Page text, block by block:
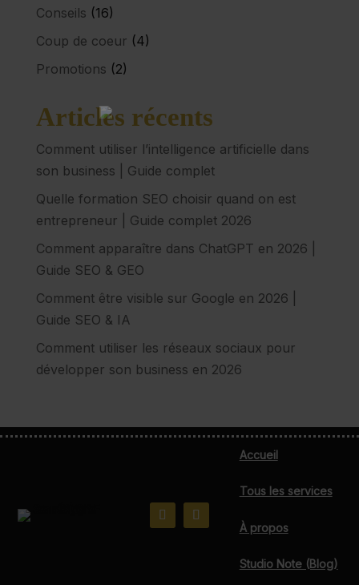
Conseils (16)
Coup de coeur (4)
Promotions (2)
Articles récents
Comment utiliser l’intelligence artificielle dans
son business | Guide complet
Quelle formation SEO choisir quand on est
entrepreneur | Guide complet 2026
Comment apparaître dans ChatGPT en 2026 |
Guide SEO & GEO
Comment être visible sur Google en 2026 |
Guide SEO & IA
Comment utiliser les réseaux sociaux pour
développer son business en 2026
Accueil
Tous les services
À propos
Studio Note (Blog)